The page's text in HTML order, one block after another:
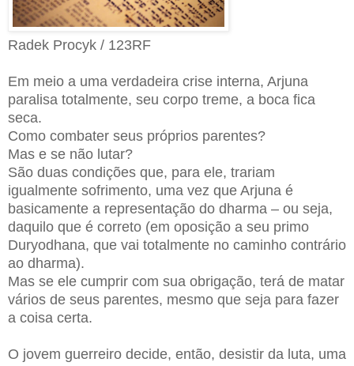
Radek Procyk / 123RF
Em meio a uma verdadeira crise interna, Arjuna
paralisa totalmente, seu corpo treme, a boca fica
seca.
Como combater seus próprios parentes?
Mas e se não lutar?
São duas condições que, para ele, trariam
igualmente sofrimento, uma vez que Arjuna é
basicamente a representação do dharma – ou seja,
daquilo que é correto (em oposição a seu primo
Duryodhana, que vai totalmente no caminho contrário
ao dharma).
Mas se ele cumprir com sua obrigação, terá de matar
vários de seus parentes, mesmo que seja para fazer
a coisa certa.
O jovem guerreiro decide, então, desistir da luta, uma